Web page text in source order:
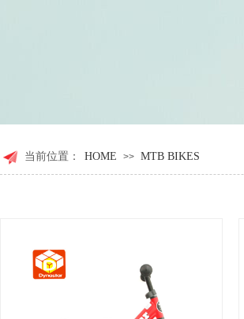
当前位置： HOME >> MTB BIKES